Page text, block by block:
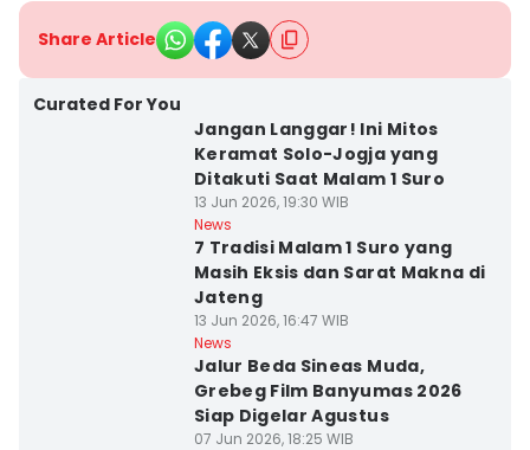
Share Article
Curated For You
Jangan Langgar! Ini Mitos
Keramat Solo-Jogja yang
Ditakuti Saat Malam 1 Suro
13 Jun 2026, 19:30 WIB
News
7 Tradisi Malam 1 Suro yang
Masih Eksis dan Sarat Makna di
Jateng
13 Jun 2026, 16:47 WIB
News
Jalur Beda Sineas Muda,
Grebeg Film Banyumas 2026
Siap Digelar Agustus
07 Jun 2026, 18:25 WIB